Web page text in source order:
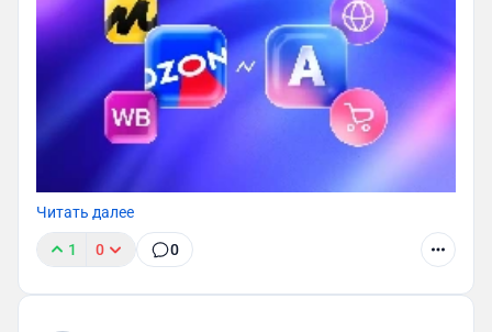
Читать далее
1 0 0